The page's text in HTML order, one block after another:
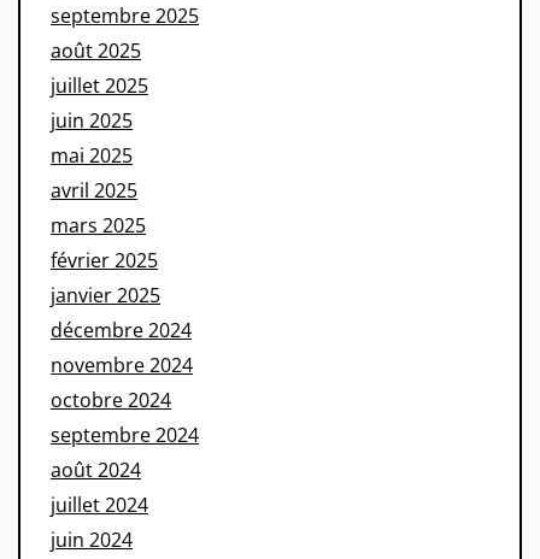
septembre 2025
août 2025
juillet 2025
juin 2025
mai 2025
avril 2025
mars 2025
février 2025
janvier 2025
décembre 2024
novembre 2024
octobre 2024
septembre 2024
août 2024
juillet 2024
juin 2024